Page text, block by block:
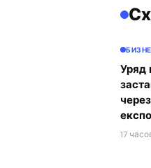
Уряд
17